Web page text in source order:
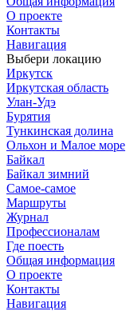
О проекте
Контакты
Навигация
Выбери локацию
Иркутск
Иркутская область
Улан-Удэ
Бурятия
Тункинская долина
Ольхон и Малое море
Байкал
Байкал зимний
Самое-самое
Маршруты
Журнал
Профессионалам
Где поесть
Общая информация
О проекте
Контакты
Навигация